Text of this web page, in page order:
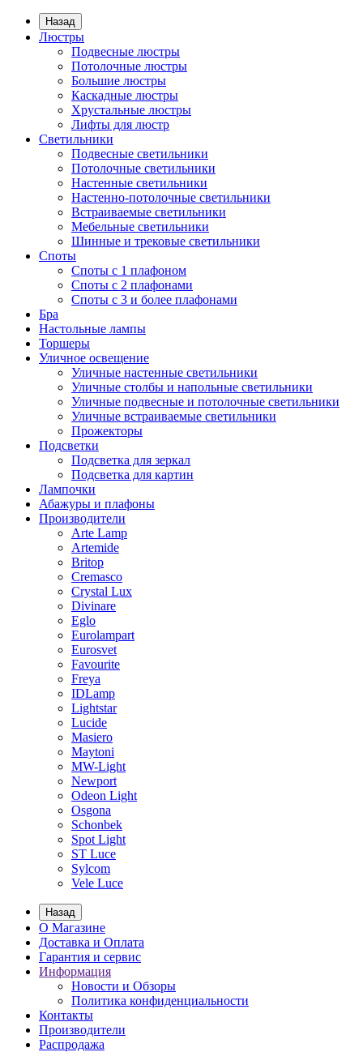
Назад
Люстры
Подвесные люстры
Потолочные люстры
Большие люстры
Каскадные люстры
Хрустальные люстры
Лифты для люстр
Светильники
Подвесные светильники
Потолочные светильники
Настенные светильники
Настенно-потолочные светильники
Встраиваемые светильники
Мебельные светильники
Шинные и трековые светильники
Споты
Споты с 1 плафоном
Споты с 2 плафонами
Споты с 3 и более плафонами
Бра
Настольные лампы
Торшеры
Уличное освещение
Уличные настенные светильники
Уличные столбы и напольные светильники
Уличные подвесные и потолочные светильники
Уличные встраиваемые светильники
Прожекторы
Подсветки
Подсветка для зеркал
Подсветка для картин
Лампочки
Абажуры и плафоны
Производители
Arte Lamp
Artemide
Britop
Cremasco
Crystal Lux
Divinare
Eglo
Eurolampart
Eurosvet
Favourite
Freya
IDLamp
Lightstar
Lucide
Masiero
Maytoni
MW-Light
Newport
Odeon Light
Osgona
Schonbek
Spot Light
ST Luce
Sylcom
Vele Luce
Назад
О Магазине
Доставка и Оплата
Гарантия и сервис
Информация
Новости и Обзоры
Политика конфиденциальности
Контакты
Производители
Распродажа